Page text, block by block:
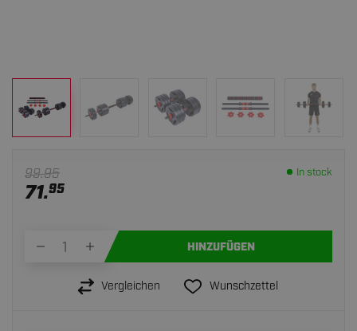
99.95
71.95
In stock
HINZUFÜGEN
Vergleichen Wunschzettel